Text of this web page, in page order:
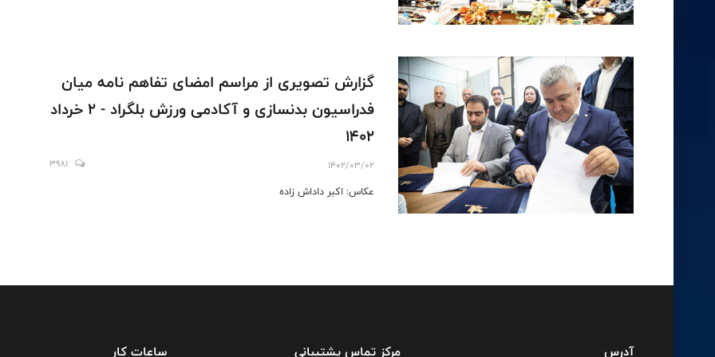
گزارش تصویری از مراسم امضای تفاهم نامه میان
فدراسیون بدنسازی و آکادمی ورزش بلگراد - 2 خرداد
1402
1402/03/02
3981
عکاس: اکبر داداش زاده
آدرس مرکز تماس پشتیبانی ساعات کار